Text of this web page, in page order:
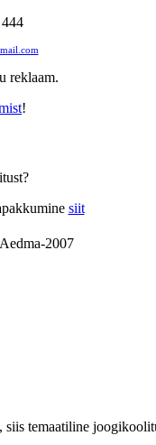
reklaam.
!
siit
temaatiline